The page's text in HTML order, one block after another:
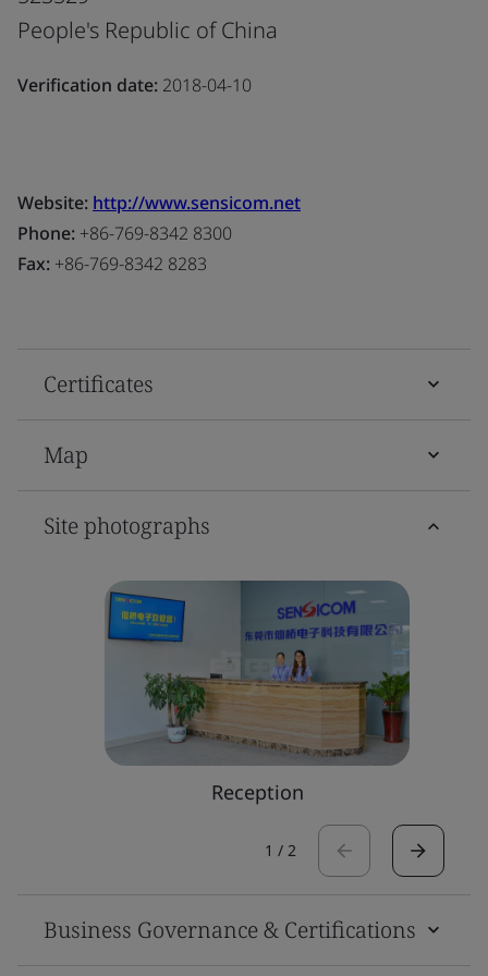
People's Republic of China
Verification date: 2018-04-10
Website: http://www.sensicom.net
Phone: +86-769-8342 8300
Fax: +86-769-8342 8283
Certificates
Map
Site photographs
Reception
1 / 2
Business Governance & Certifications